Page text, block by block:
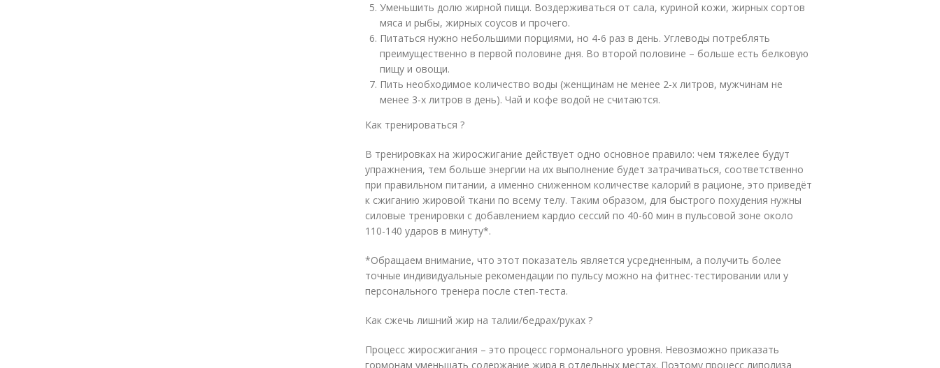
Уменьшить долю жирной пищи. Воздерживаться от сала, куриной кожи, жирных сортов
мяса и рыбы, жирных соусов и прочего.
Питаться нужно небольшими порциями, но 4-6 раз в день. Углеводы потреблять
преимущественно в первой половине дня. Во второй половине – больше есть белковую
пищу и овощи.
Пить необходимое количество воды (женщинам не менее 2-х литров, мужчинам не
менее 3-х литров в день). Чай и кофе водой не считаются.
Как тренироваться ?
В тренировках на жиросжигание действует одно основное правило: чем тяжелее будут
упражнения, тем больше энергии на их выполнение будет затрачиваться, соответственно
при правильном питании, а именно сниженном количестве калорий в рационе, это приведёт
к сжиганию жировой ткани по всему телу. Таким образом, для быстрого похудения нужны
силовые тренировки с добавлением кардио сессий по 40-60 мин в пульсовой зоне около
110-140 ударов в минуту*.
*Обращаем внимание, что этот показатель является усредненным, а получить более
точные индивидуальные рекомендации по пульсу можно на фитнес-тестировании или у
персонального тренера после степ-теста.
Как сжечь лишний жир на талии/бедрах/руках ?
Процесс жиросжигания – это процесс гормонального уровня. Невозможно приказать
гормонам уменьшать содержание жира в отдельных местах. Поэтому процесс липолиза